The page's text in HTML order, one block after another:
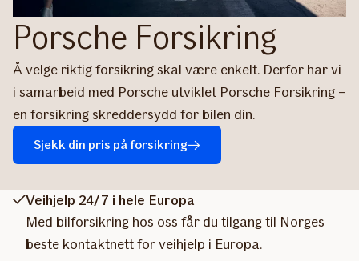
Porsche Forsikring
Å velge riktig forsikring skal være enkelt. Derfor har vi
i samarbeid med Porsche utviklet Porsche Forsikring –
en forsikring skreddersydd for bilen din.
Sjekk din pris på forsikring
Veihjelp 24/7 i hele Europa
Med bilforsikring hos oss får du tilgang til Norges
beste kontaktnett for veihjelp i Europa.